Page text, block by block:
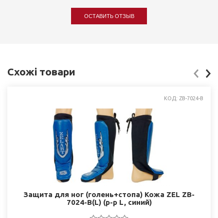
ОСТАВИТЬ ОТЗЫВ
Схожі товари
КОД: ZB-7024-B
Защита для ног (голень+стопа) Кожа ZEL ZB-
7024-B(L) (р-р L, синий)